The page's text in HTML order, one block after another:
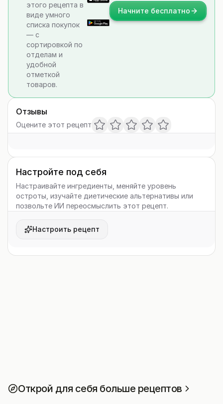
этого рецепта в
виде умного
списка покупок
— с
сортировкой по
отделам и
удобной
отметкой
товаров.
Начните бесплатно
Отзывы
Оцените этот рецепт
Настройте под себя
Настраивайте ингредиенты, меняйте уровень
остроты, изучайте диетические альтернативы или
позвольте ИИ переосмыслить этот рецепт.
Настроить рецепт
Открой для себя больше рецептов